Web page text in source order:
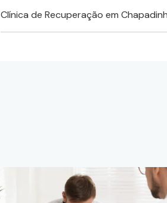
Clínica de Recuperação em